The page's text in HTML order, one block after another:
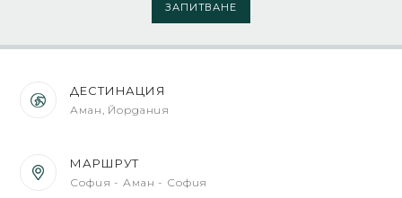
ЗАПИТВАНЕ
ДЕСТИНАЦИЯ
Аман, Йордания
МАРШРУТ
София - Аман - София